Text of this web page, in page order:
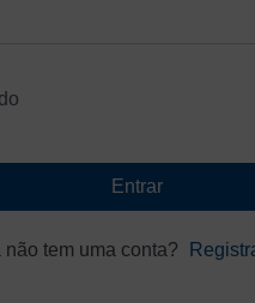
Entrar
não tem uma conta?